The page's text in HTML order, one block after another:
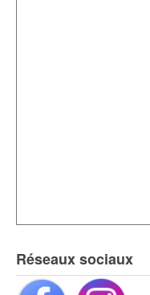
Réseaux sociaux